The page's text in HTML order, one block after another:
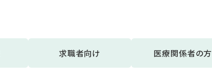
求職者向け 医療関係者の方